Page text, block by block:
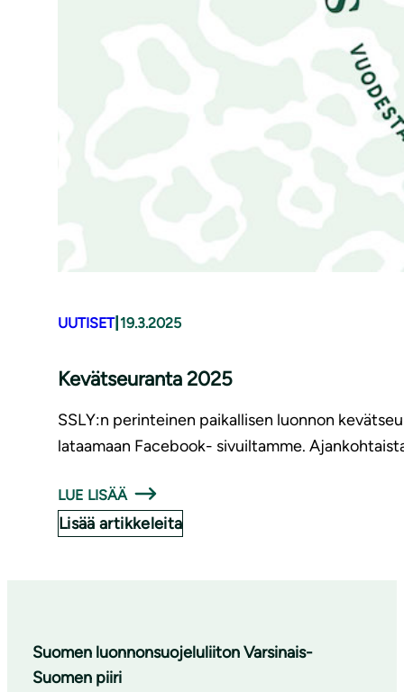
UUTISET| 19.3.2025
Kevätseuranta 2025
SSLY:n perinteinen paikallisen luonnon
lataamaan Facebook- sivuiltamme.
LUE LISÄÄ
Lisää artikkeleita
Suomen luonnonsuojeluliiton Varsinais-
Suomen piiri